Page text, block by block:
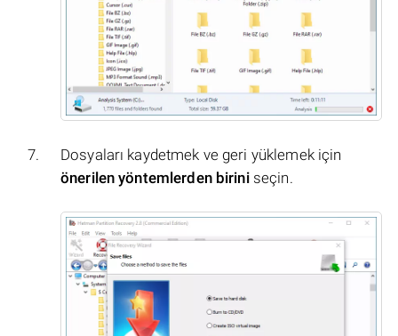
Dosyaları kaydetmek ve geri yüklemek için
önerilen yöntemlerden biriniseçin.